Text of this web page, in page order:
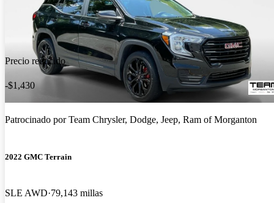
Precio reducido
-$1,430
Patrocinado porTeam Chrysler, Dodge, Jeep, Ram of Morganton
2022 GMC Terrain
SLE AWD 79,143 millas